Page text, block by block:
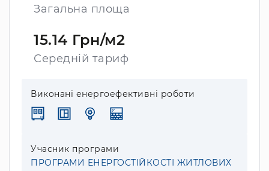
Загальна площа
15.14 Грн/м2
Середній тариф
Виконані енергоефективні роботи
Учасник програми
ПРОГРАМИ ЕНЕРГОСТІЙКОСТІ ЖИТЛОВИХ